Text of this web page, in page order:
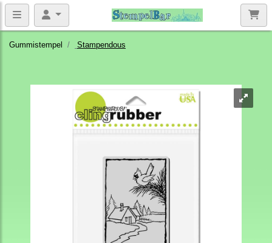
Gummistempel Stampendous